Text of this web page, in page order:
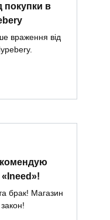
покупки в
враження від
«Ineed»!
брак! Магазин